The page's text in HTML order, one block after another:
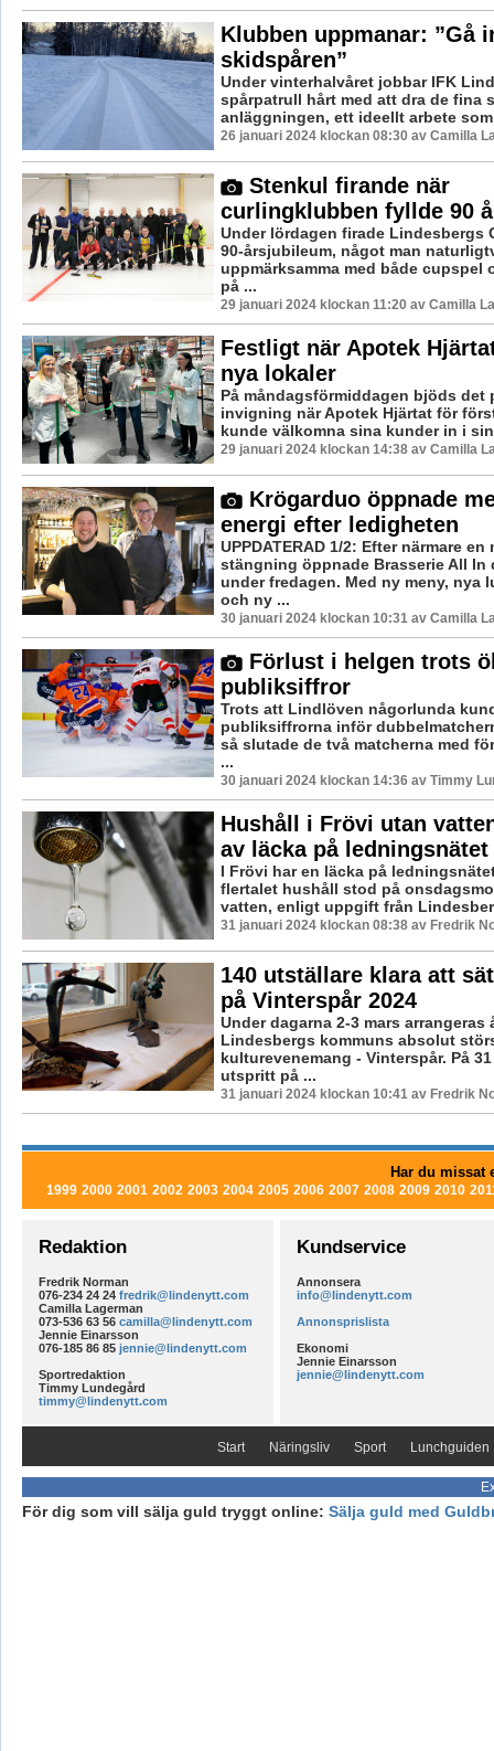
Klubben uppmanar: ”Gå
skidspåren”
Under vinterhalvåret jobbar IFK
spårpatrull hårt med att dra de fina
anläggningen, ett ideellt arbete
26 januari 2024 klockan 08:30 av Camilla
Stenkul firande när
curlingklubben fyllde 90
Under lördagen firade Lindesbergs
90-årsjubileum, något man
uppmärksamma med både cupspel
på ...
29 januari 2024 klockan 11:20 av Camilla
Festligt när Apotek
nya lokaler
På måndagsförmiddagen bjöds det
invigning när Apotek Hjärtat för
kunde välkomna sina kunder in i
29 januari 2024 klockan 14:38 av Camilla
Krögarduo öppnade
energi efter ledigheten
UPPDATERAD 1/2: Efter närmare en
stängning öppnade Brasserie All In
under fredagen. Med ny meny, nya
och ny ...
30 januari 2024 klockan 10:31 av Camilla
Förlust i helgen trots
publiksiffror
Trots att Lindlöven någorlunda
publiksiffrorna inför
så slutade de två matcherna med
...
30 januari 2024 klockan 14:36 av Timmy
Hushåll i Frövi utan
av läcka på ledningsnätet
I Frövi har en läcka på
flertalet hushåll stod på
vatten, enligt uppgift från
31 januari 2024 klockan 08:38 av Fredrik
140 utställare klara att
på Vinterspår 2024
Under dagarna 2-3 mars arrangeras
Lindesbergs kommuns absolut
kulturevenemang - Vinterspår. På
utspritt på ...
31 januari 2024 klockan 10:41 av Fredrik
Har du missat
1999 2000 2001 2002 2003 2004 2005 2006 2007 2008 2009 2010
Redaktion
Fredrik Norman
076-234 24 24 fredrik@lindenytt.com
Camilla Lagerman
073-536 63 56 camilla@lindenytt.com
Jennie Einarsson
076-185 86 85 jennie@lindenytt.com
Sportredaktion
Timmy Lundegård
timmy@lindenytt.com
Kundservice
Annonsera
info@lindenytt.com
Annonsprislista
Ekonomi
Jennie Einarsson
jennie@lindenytt.com
Start Näringsliv Sport Lunchguiden
För dig som vill sälja guld tryggt online: Sälja guld med